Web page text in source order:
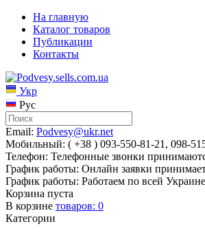
На главную
Каталог товаров
Публикации
Контакты
Укр
Рус
Email: Podvesy@ukr.net
Мобильный: ( +38 ) 093-550-81-21, 098-
Телефон: Телефонные звонки
График работы: Онлайн заявки
График работы: Работаем по всей
Корзина пуста
В корзине товаров: 0
Категории